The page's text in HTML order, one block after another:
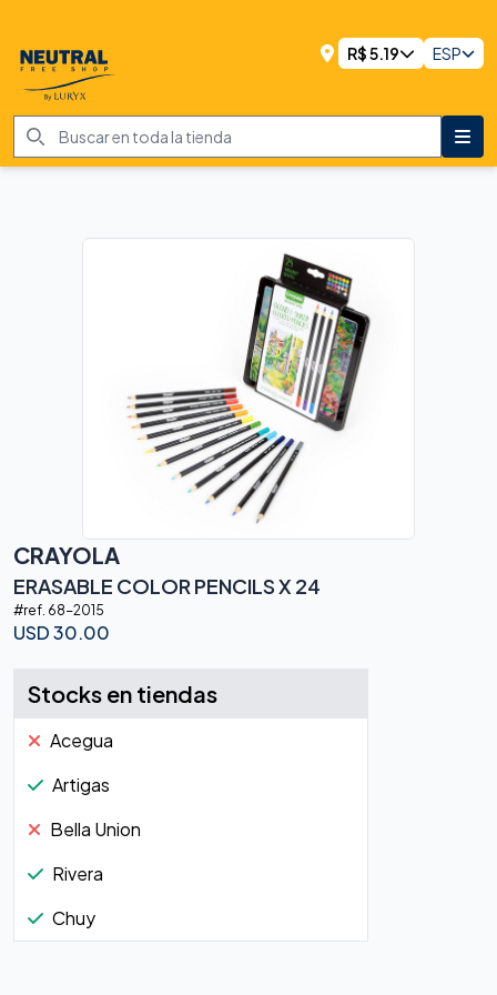
R$5.19 ESP
CRAYOLA
ERASABLE COLOR PENCILS X 24
#ref. 68-2015
USD30.00
Stocks en tiendas
Acegua
Artigas
Bella Union
Rivera
Chuy